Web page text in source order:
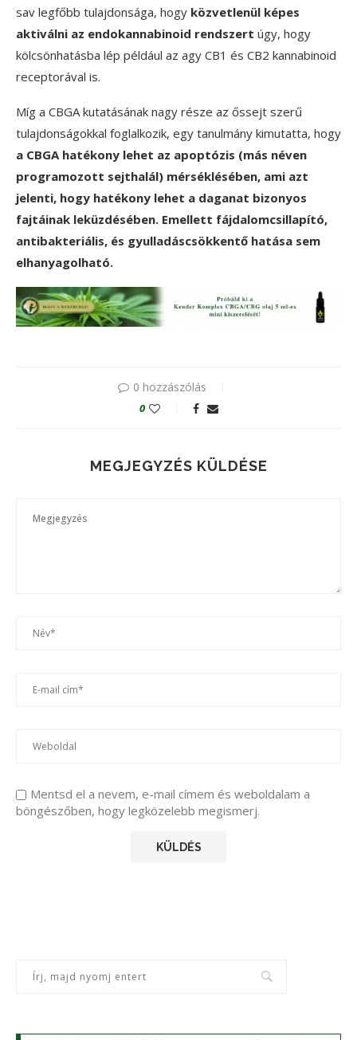
sav legfőbb tulajdonsága, hogy közvetlenül képes
aktiválni az endokannabinoid rendszert úgy, hogy
kölcsönhatásba lép például az agy CB1 és CB2 kannabinoid
receptorával is.
Míg a CBGA kutatásának nagy része az őssejt szerű
tulajdonságokkal foglalkozik, egy tanulmány kimutatta, hogy
a CBGA hatékony lehet az apoptózis (más néven
programozott sejthalál) mérséklésében, ami azt
jelenti, hogy hatékony lehet a daganat bizonyos
fajtáinak leküzdésében. Emellett fájdalomcsillapító,
antibakteriális, és gyulladáscsökkentő hatása sem
elhanyagolható.
0 hozzászólás
0
MEGJEGYZÉS KÜLDÉSE
Mentsd el a nevem, e-mail címem és weboldalam a
böngészőben, hogy legközelebb megismerj.